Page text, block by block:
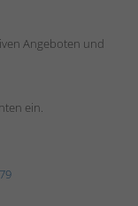
Angeboten und
ein.